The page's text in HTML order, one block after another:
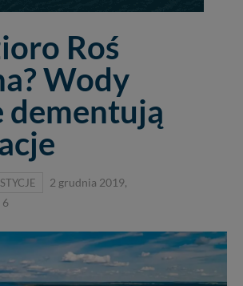
Roś
Wody
dementują
2 grudnia 2019,